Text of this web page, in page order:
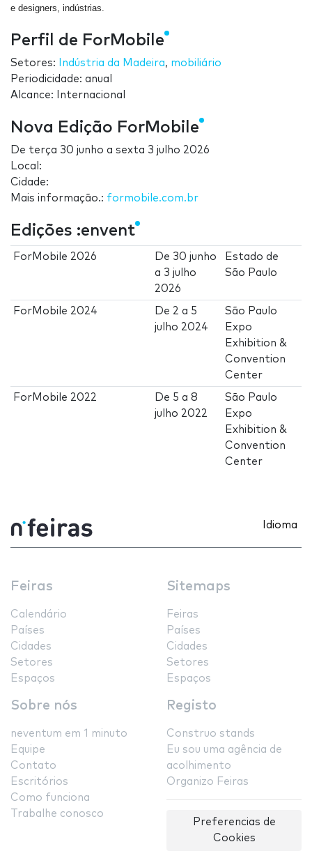
e designers, indústrias.
Perfil de ForMobile
Setores: Indústria da Madeira, mobiliário
Periodicidade: anual
Alcance: Internacional
Nova Edição ForMobile
De terça 30 junho a sexta 3 julho 2026
Local:
Cidade:
Mais informação.: formobile.com.br
Edições :envent
ForMobile 2026 De 30 junho
a 3 julho
2026
Estado de
São Paulo
ForMobile 2024 De 2 a 5
julho 2024
São Paulo
Expo
Exhibition &
Convention
Center
ForMobile 2022 De 5 a8
julho 2022
São Paulo
Expo
Exhibition &
Convention
Center
Idioma
Feiras
Calendário
Países
Cidades
Setores
Espaços
Sitemaps
Feiras
Países
Cidades
Setores
Espaços
Sobre nós
neventum em 1 minuto
Equipe
Contato
Escritórios
Como funciona
Trabalhe conosco
Registo
Construo stands
Eu sou uma agência de
acolhimento
Organizo Feiras
Preferencias de
Cookies